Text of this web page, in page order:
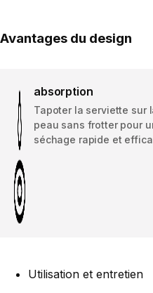
Avantages du design
absorption
Tapoter la serviette sur
peau sans frotter pour
séchage rapide et
Utilisation et entretien